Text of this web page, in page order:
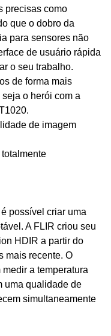
precisas como
que o dobro da
para sensores não
de usuário rápida
o seu trabalho.
de forma mais
o herói com a
de imagem
possível criar uma
A FLIR criou seu
HDIR a partir do
mais recente. O
a temperatura
uma qualidade de
simultaneamente